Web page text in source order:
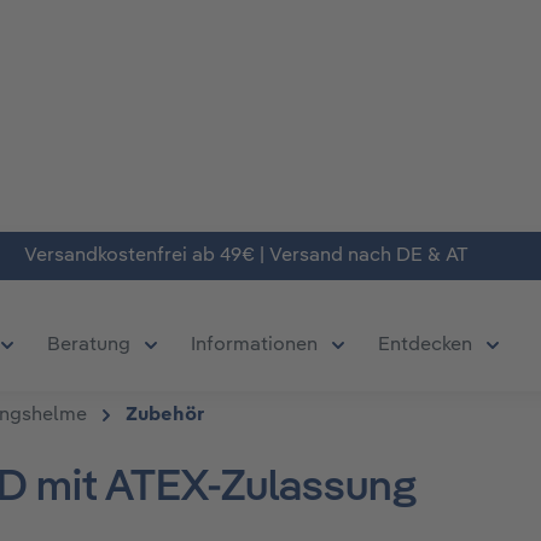
Versandkostenfrei ab 49€ | Versand nach DE & AT
das Dropdown der Kategorie Produkte
Öffne oder Schließe das Dropdown der Kategorie Deals
Beratung Informationen
Öffne oder Schließe
Entdecken
Öffne
Zubehör
mit ATEX-Zulassung